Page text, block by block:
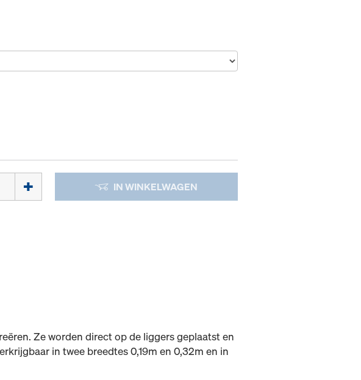
IN WINKELWAGEN
Ze worden direct op de liggers geplaatst en
in twee breedtes 0,19m en 0,32m en in